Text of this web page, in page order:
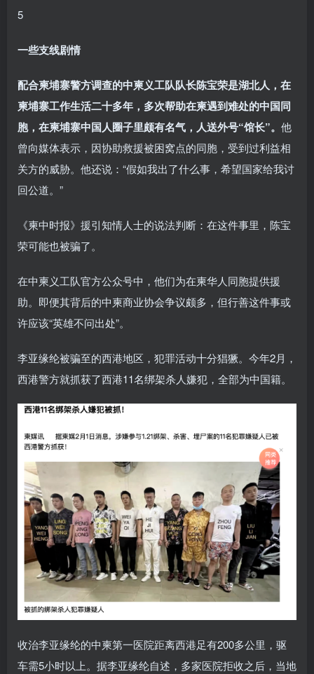
5
一些支线剧情
配合柬埔寨警方调查的中柬义工队队长陈宝荣是湖北人，在
柬埔寨工作生活二十多年，多次帮助在柬遇到难处的中国同
胞，在柬埔寨中国人圈子里颇有名气，人送外号“馆长”。 他
曾向媒体表示，因协助救援被困窝点的同胞，受到过利益相
关方的威胁。他还说：“假如我出了什么事，希望国家给我讨
回公道。”
《柬中时报》援引知情人士的说法判断：在这件事里，陈宝
荣可能也被骗了。
在中柬义工队官方公众号中，他们为在柬华人同胞提供援
助。即便其背后的中柬商业协会争议颇多，但行善这件事或
许应该“英雄不问出处”。
李亚缘纶被骗至的西港地区，犯罪活动十分猖獗。今年2月，
西港警方就抓获了西港11名绑架杀人嫌犯，全部为中国籍。
收治李亚缘纶的中柬第一医院距离西港足有200多公里，驱
车需5小时以上。据李亚缘纶自述，多家医院拒收之后，当地